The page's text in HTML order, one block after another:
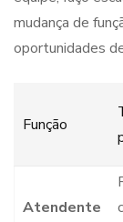
mudança de
oportunidades
Função
Atendente